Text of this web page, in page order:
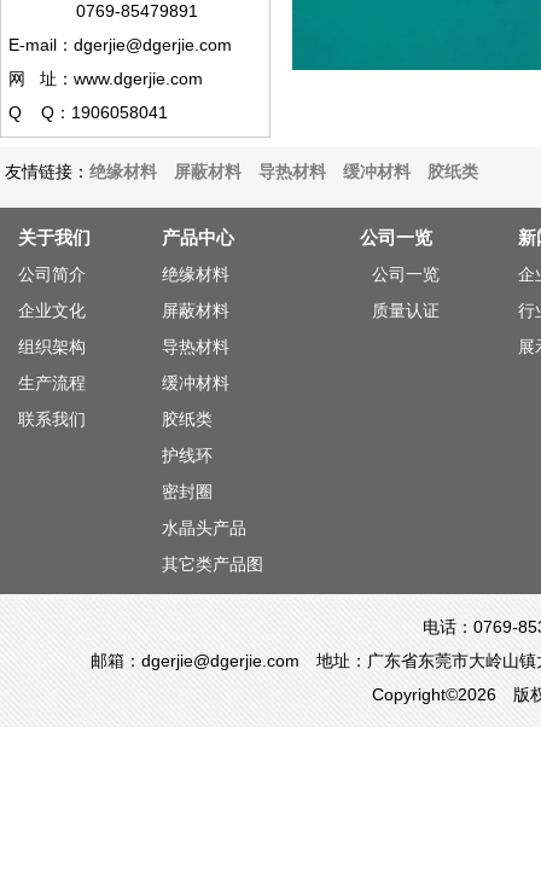
0769-85479891
E-mail：dgerjie@dgerjie.com
网 址：www.dgerjie.com
Q Q：1906058041
友情链接： 绝缘材料 屏蔽材料 导热材料 缓冲材料 胶纸类
关于我们 产品中心 公司一览 新
公司简介
企业文化
组织架构
生产流程
联系我们
绝缘材料
屏蔽材料
导热材料
缓冲材料
胶纸类
护线环
密封圈
水晶头产品
其它类产品图
公司一览
质量认证
企
行
展
电话：0769-
邮箱：dgerjie@dgerjie.com 地址：广东省东莞市大岭山
Copyright©2026 版